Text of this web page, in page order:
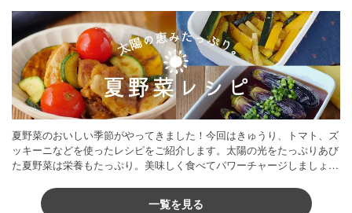
夏野菜のおいしい季節がやってきました！今回はきゅうり、トマト、ズ
ッキーニなどを使ったレシピをご紹介します。太陽の光をたっぷりあび
た夏野菜は栄養もたっぷり。美味しく食べてパワーチャージしましょう
一覧を見る